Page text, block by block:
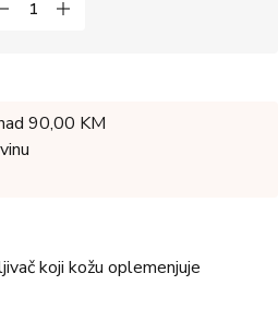
90,00 KM
koji kožu oplemenjuje